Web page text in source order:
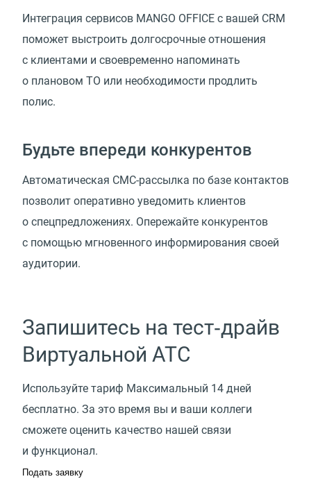
Интеграция сервисов MANGO OFFICE с вашей CRM
поможет выстроить долгосрочные отношения
с клиентами и своевременно напоминать
о плановом ТО или необходимости продлить
полис.
Будьте впереди конкурентов
Автоматическая СМС-рассылка по базе контактов
позволит оперативно уведомить клиентов
о спецпредложениях. Опережайте конкурентов
с помощью мгновенного информирования своей
аудитории.
Запишитесь на тест‑драйв
Виртуальной АТС
Используйте тариф Максимальный 14 дней
бесплатно. За это время вы и ваши коллеги
сможете оценить качество нашей связи
и функционал.
Подать заявку